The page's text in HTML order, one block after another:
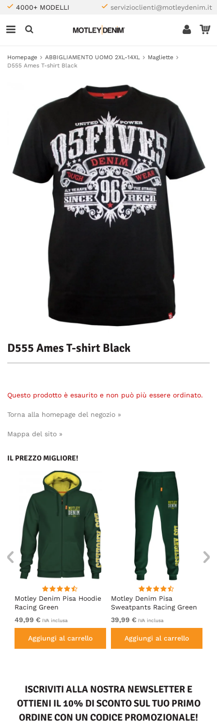
4000+ MODELLI servizioclienti@motleydenim.it
Homepage ABBIGLIAMENTO UOMO 2XL-14XL
Magliette
D555 Ames T-shirt Black
D555 Ames T-shirt Black
Questo prodotto è esaurito e non può più essere ordinato.
Torna alla homepage del negozio »
Mappa del sito »
IL PREZZO MIGLIORE!
Motley Denim Pisa Hoodie
Racing Green
49,99 € IVA inclusa
Aggiungi al carrello
Motley Denim Pisa
Sweatpants Racing Green
39,99 € IVA inclusa
Aggiungi al carrello
ISCRIVITI ALLA NOSTRA NEWSLETTER E
OTTIENI IL 10% DI SCONTO SUL TUO PRIMO
ORDINE CON UN CODICE PROMOZIONALE!